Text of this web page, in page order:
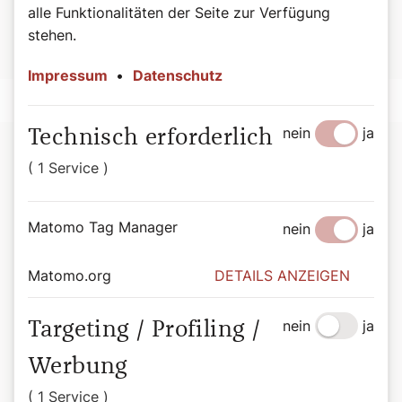
Krankenpflege in sein Krankenhaus berief. 1873 trafen 13
Schwestern in Wien ein und begannen ihren Dienst bei den
Die Herz-Jesu Kirche in Wien-Landstraße.
alle Funktionalitäten der Seite zur Verfügung
stehen.
Impressum • Datenschutz
Technisch erforderlich
( 1 Service )
nein ja
Matomo Tag Manager nein ja
Matomo.org DETAILS ANZEIGEN
Targeting / Profiling /
Werbung
( 1 Service )
nein ja